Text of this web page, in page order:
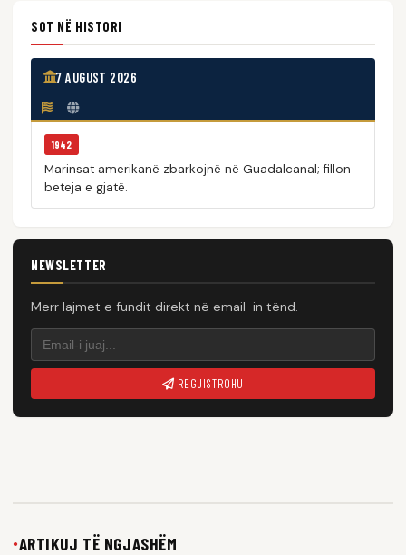
SOT NË HISTORI
7 AUGUST 2026
1942
Marinsat amerikanë zbarkojnë në Guadalcanal; fillon
beteja e gjatë.
NEWSLETTER
Merr lajmet e fundit direkt në email-in tënd.
REGJISTROHU
●ARTIKUJ TË NGJASHËM